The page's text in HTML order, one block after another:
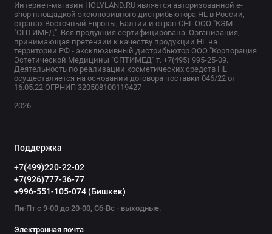
Интернет-магазин HOLYLAND.RU является авторизованной e-
shop площадкой эксклюзивного дистрибьютора HL в России,
странах Восточный Европы, Балтии и стран СНГ ООО "КЭМ
"ОПТИМЕД". Вся продукция сертифицирована. Организация,
принимающая претензии к качеству продукции HL на
территории РФ - эксклюзивный дистрибьютор ООО "Корпорация
Эстетической Медицины "ОПТИМЕД" т. +7(495) 995-25-09.
Деятельность по реализации косметических средств HL
осуществляется на основании договора поставки 046/22 от
16.05.22 ОГРНИП 320508100119427
2026
Поддержка
+7(499)220-22-02
+7(926)777-36-77
+996-551-105-074 (Бишкек)
Пн-Пт с 9-00 до 20-00, Сб-Вс - выходные.
Электронная почта